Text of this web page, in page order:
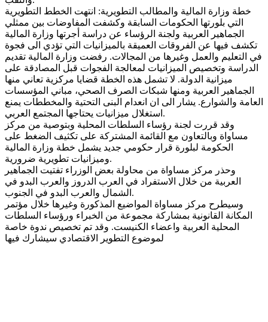
خطة وزارة المالية والمطالب التطويرية: انتهت الخطط التطويرية
التي بلورتها الحكومات السابقة وكشفت المفاوضات بين ممثلي
الجماهير العربية ولجنة الرؤساء عن دراسة أجرتها وزارة المالية
تكشف فيها عن الفروقات العميقة بالميزانيات التي تؤدي الى فجوة
في التعليم والعمل وغيرها من المجالات. رفضت وزارة المالية تقديم
الدراسة وتخصيص الميزانيات لمعالجة الفجوات قبل المصادقة على
ميزانية الدولة. لا تشمل هذه الخطة قضايا مركزية تعاني منها
الجماهير العربية ومنها شبكات الصرف الصحي، مباني المؤسسات
العامة والشوارع. يشار الى ان انعدام البنى التحتية والمخططات يمنع
استغلال ميزانيات يحتاجها المجتمع العربي .
وقد قررت لجنة رؤساء السلطات المحلية وبتوصية من مركز
مساواة وبالتعاون مع القائمة المشتركة على تكثيف الضغط على
الحكومة لبلورة قرار حكومي جديد يشمل خطة وزارة المالية
وميزانيات تطويرية ضرورية.
وحذر مركز مساواة من محاولة بعض الوزراء تفتيت الجماهير
العربية من خلال الاستفراد في العرب الدروز والعرب البدو في
الشمال والعرب البدو في الجنوب .
وسيطرح مركز مساواة المواضيع المذكورة وغيرها خلال مؤتمر
المكانة القانونية بمشاركة مجموعة من الخبراء ورؤساء السلطات
المحلية العربية واعضاء الكنيست. وقد تم تخصيص ندوة خاصة
لموضوع التطوير الاقتصادي سيشارك فيها